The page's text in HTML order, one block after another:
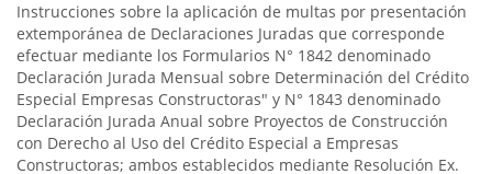
Instrucciones sobre la aplicación de multas por presentación
extemporánea de Declaraciones Juradas que corresponde
efectuar mediante los Formularios N° 1842 denominado
Declaración Jurada Mensual sobre Determinación del Crédito
Especial Empresas Constructoras" y N° 1843 denominado
Declaración Jurada Anual sobre Proyectos de Construcción
con Derecho al Uso del Crédito Especial a Empresas
Constructoras; ambos establecidos mediante Resolución Ex.